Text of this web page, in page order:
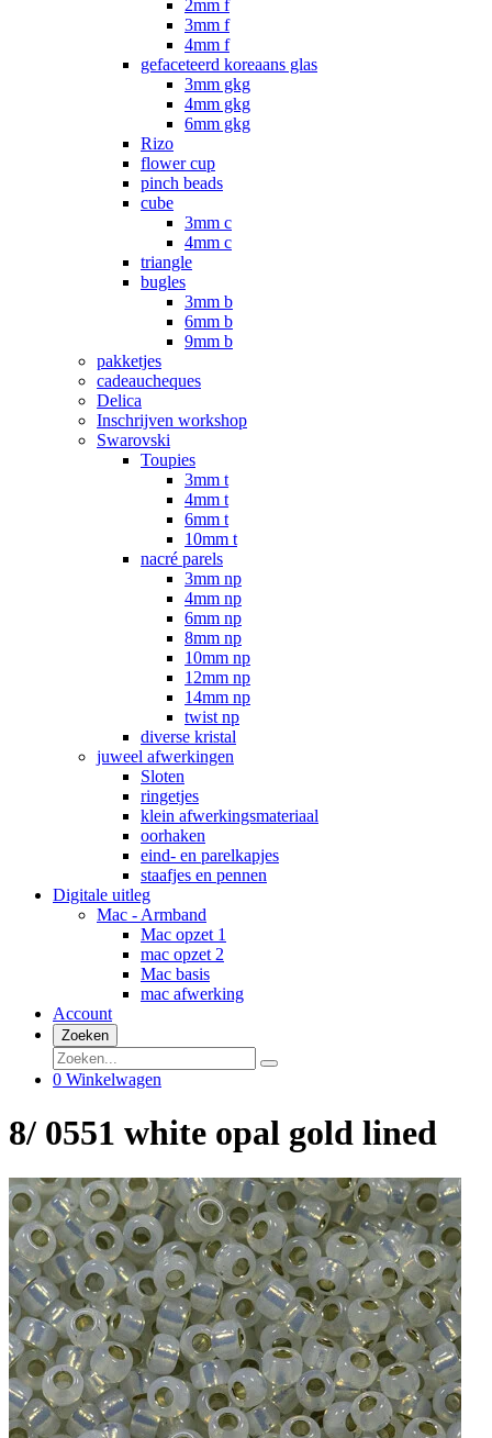
2mm f
3mm f
4mm f
gefaceteerd koreaans glas
3mm gkg
4mm gkg
6mm gkg
Rizo
flower cup
pinch beads
cube
3mm c
4mm c
triangle
bugles
3mm b
6mm b
9mm b
pakketjes
cadeaucheques
Delica
Inschrijven workshop
Swarovski
Toupies
3mm t
4mm t
6mm t
10mm t
nacré parels
3mm np
4mm np
6mm np
8mm np
10mm np
12mm np
14mm np
twist np
diverse kristal
juweel afwerkingen
Sloten
ringetjes
klein afwerkingsmateriaal
oorhaken
eind- en parelkapjes
staafjes en pennen
Digitale uitleg
Mac - Armband
Mac opzet 1
mac opzet 2
Mac basis
mac afwerking
Account
Zoeken
0 Winkelwagen
8/ 0551 white opal gold lined